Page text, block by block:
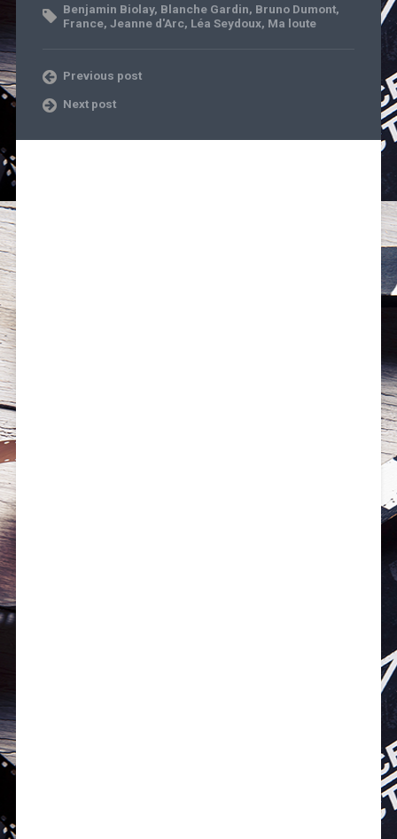
Benjamin Biolay, Blanche Gardin, Bruno Dumont,
France, Jeanne d'Arc, Léa Seydoux, Ma loute
Previous post
Next post